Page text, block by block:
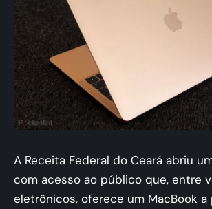
A Receita Federal do Ceará abriu
com acesso ao público que, entre
eletrônicos, oferece um MacBook a